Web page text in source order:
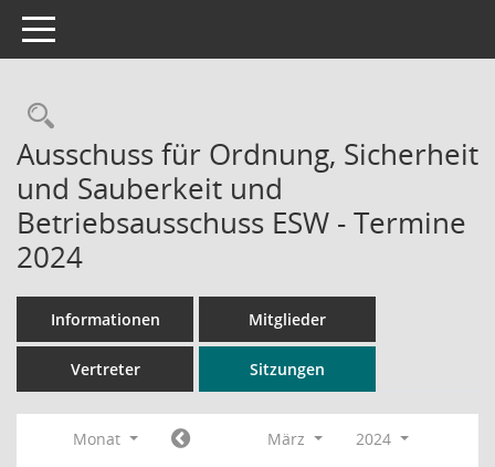
Toggle navigation
Rechercheauswahl
Ausschuss für Ordnung, Sicherheit
und Sauberkeit und
Betriebsausschuss ESW - Termine
2024
Informationen Mitglieder
Vertreter Sitzungen
Monat März
2024